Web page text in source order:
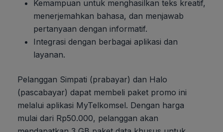
Kemampuan untuk menghasilkan teks kreatif,
menerjemahkan bahasa, dan menjawab
pertanyaan dengan informatif.
Integrasi dengan berbagai aplikasi dan
layanan.
Pelanggan Simpati (prabayar) dan Halo
(pascabayar) dapat membeli paket promo ini
melalui aplikasi MyTelkomsel. Dengan harga
mulai dari Rp50.000, pelanggan akan